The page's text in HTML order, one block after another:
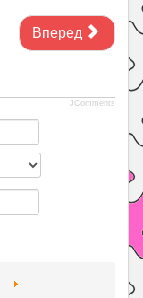
Вперед
JComments